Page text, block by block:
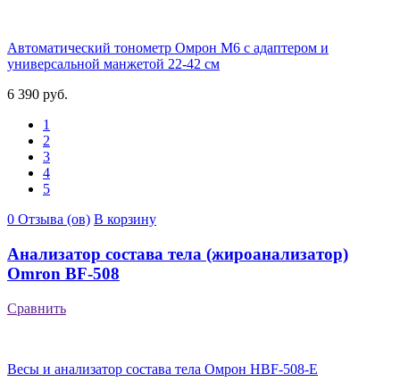
Автоматический тонометр Омрон М6 с адаптером и
универсальной манжетой 22-42 см
6 390 руб.
1
2
3
4
5
0 Отзыва (ов) В корзину
Анализатор состава тела (жироанализатор)
Omron BF-508
Сравнить
Весы и анализатор состава тела Омрон HBF-508-E